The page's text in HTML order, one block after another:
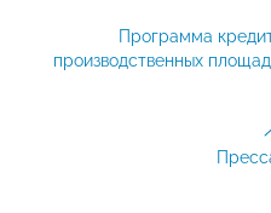
Программа
производственных